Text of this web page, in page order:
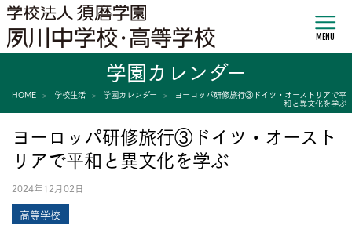
MENU
学園カレンダー
HOME 学校生活 学園カレンダー ヨーロッパ研修旅行③ドイツ・オーストリアで平
和と異文化を学ぶ
ヨーロッパ研修旅行③ドイツ・オースト
リアで平和と異文化を学ぶ
2024年12月02日
高等学校